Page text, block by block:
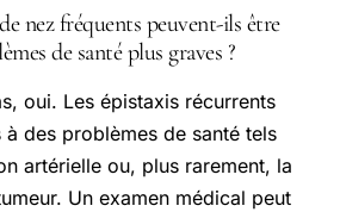
nez fréquents peuvent-ils être
de santé plus graves ?
oui. Les épistaxis récurrents
à des problèmes de santé tels
artérielle ou, plus rarement, la
Un examen médical peut